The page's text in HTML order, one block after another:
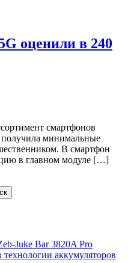
оценили в 240
смартфонов
минимальные
В смартфон
в главном модуле […]
Juke Bar 3820A Pro
аккумуляторов